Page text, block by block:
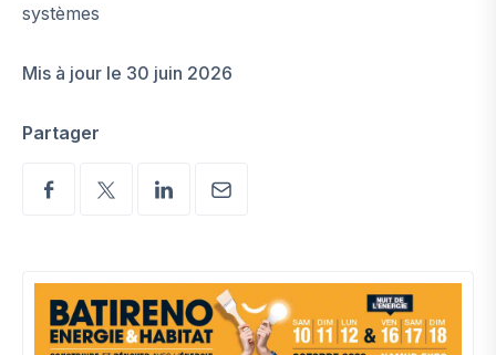
systèmes
Mis à jour le 30 juin 2026
Partager